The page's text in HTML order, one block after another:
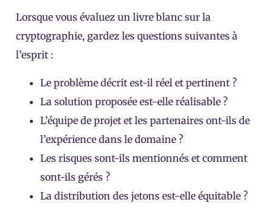
Lorsque vous évaluez un livre blanc sur la
cryptographie, gardez les questions suivantes à
l’esprit :
Le problème décrit est-il réel et pertinent ?
La solution proposée est-elle réalisable ?
L’équipe de projet et les partenaires ont-ils de
l’expérience dans le domaine ?
Les risques sont-ils mentionnés et comment
sont-ils gérés ?
La distribution des jetons est-elle équitable ?